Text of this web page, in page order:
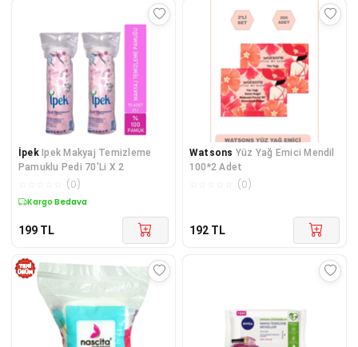
İpek Ipek Makyaj Temizleme
Pamuklu Pedi 70'Li X 2
(0)
Kargo Bedava
199 TL
Watsons Yüz Yağ Emici Mendil
100*2 Adet
(0)
192 TL